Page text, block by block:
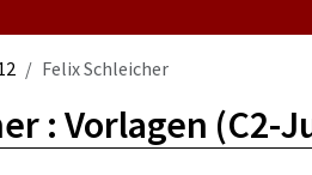
Felix Schleicher
: Vorlagen (C2-